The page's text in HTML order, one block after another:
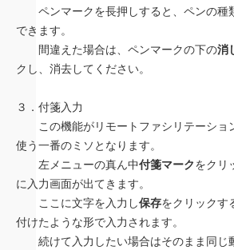
ペンマークを長押しすると、ペンの種
できます。
間違えた場合は、ペンマークの下の消
クし、消去してください。
３．付箋入力
この機能がリモートファシリテーショ
使う一番のミソとなります。
左メニューの真ん中付箋マークをクリ
に入力画面が出てきます。
ここに文字を入力し保存をクリックす
付けたような形で入力されます。
続けて入力したい場合はそのまま同じ